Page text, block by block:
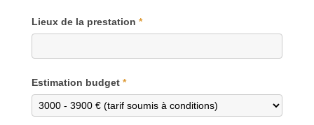
Lieux de la prestation *
Estimation budget *